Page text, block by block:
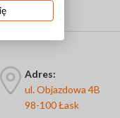
Adres:
ul. Objazdowa 4B
98-100 Łask